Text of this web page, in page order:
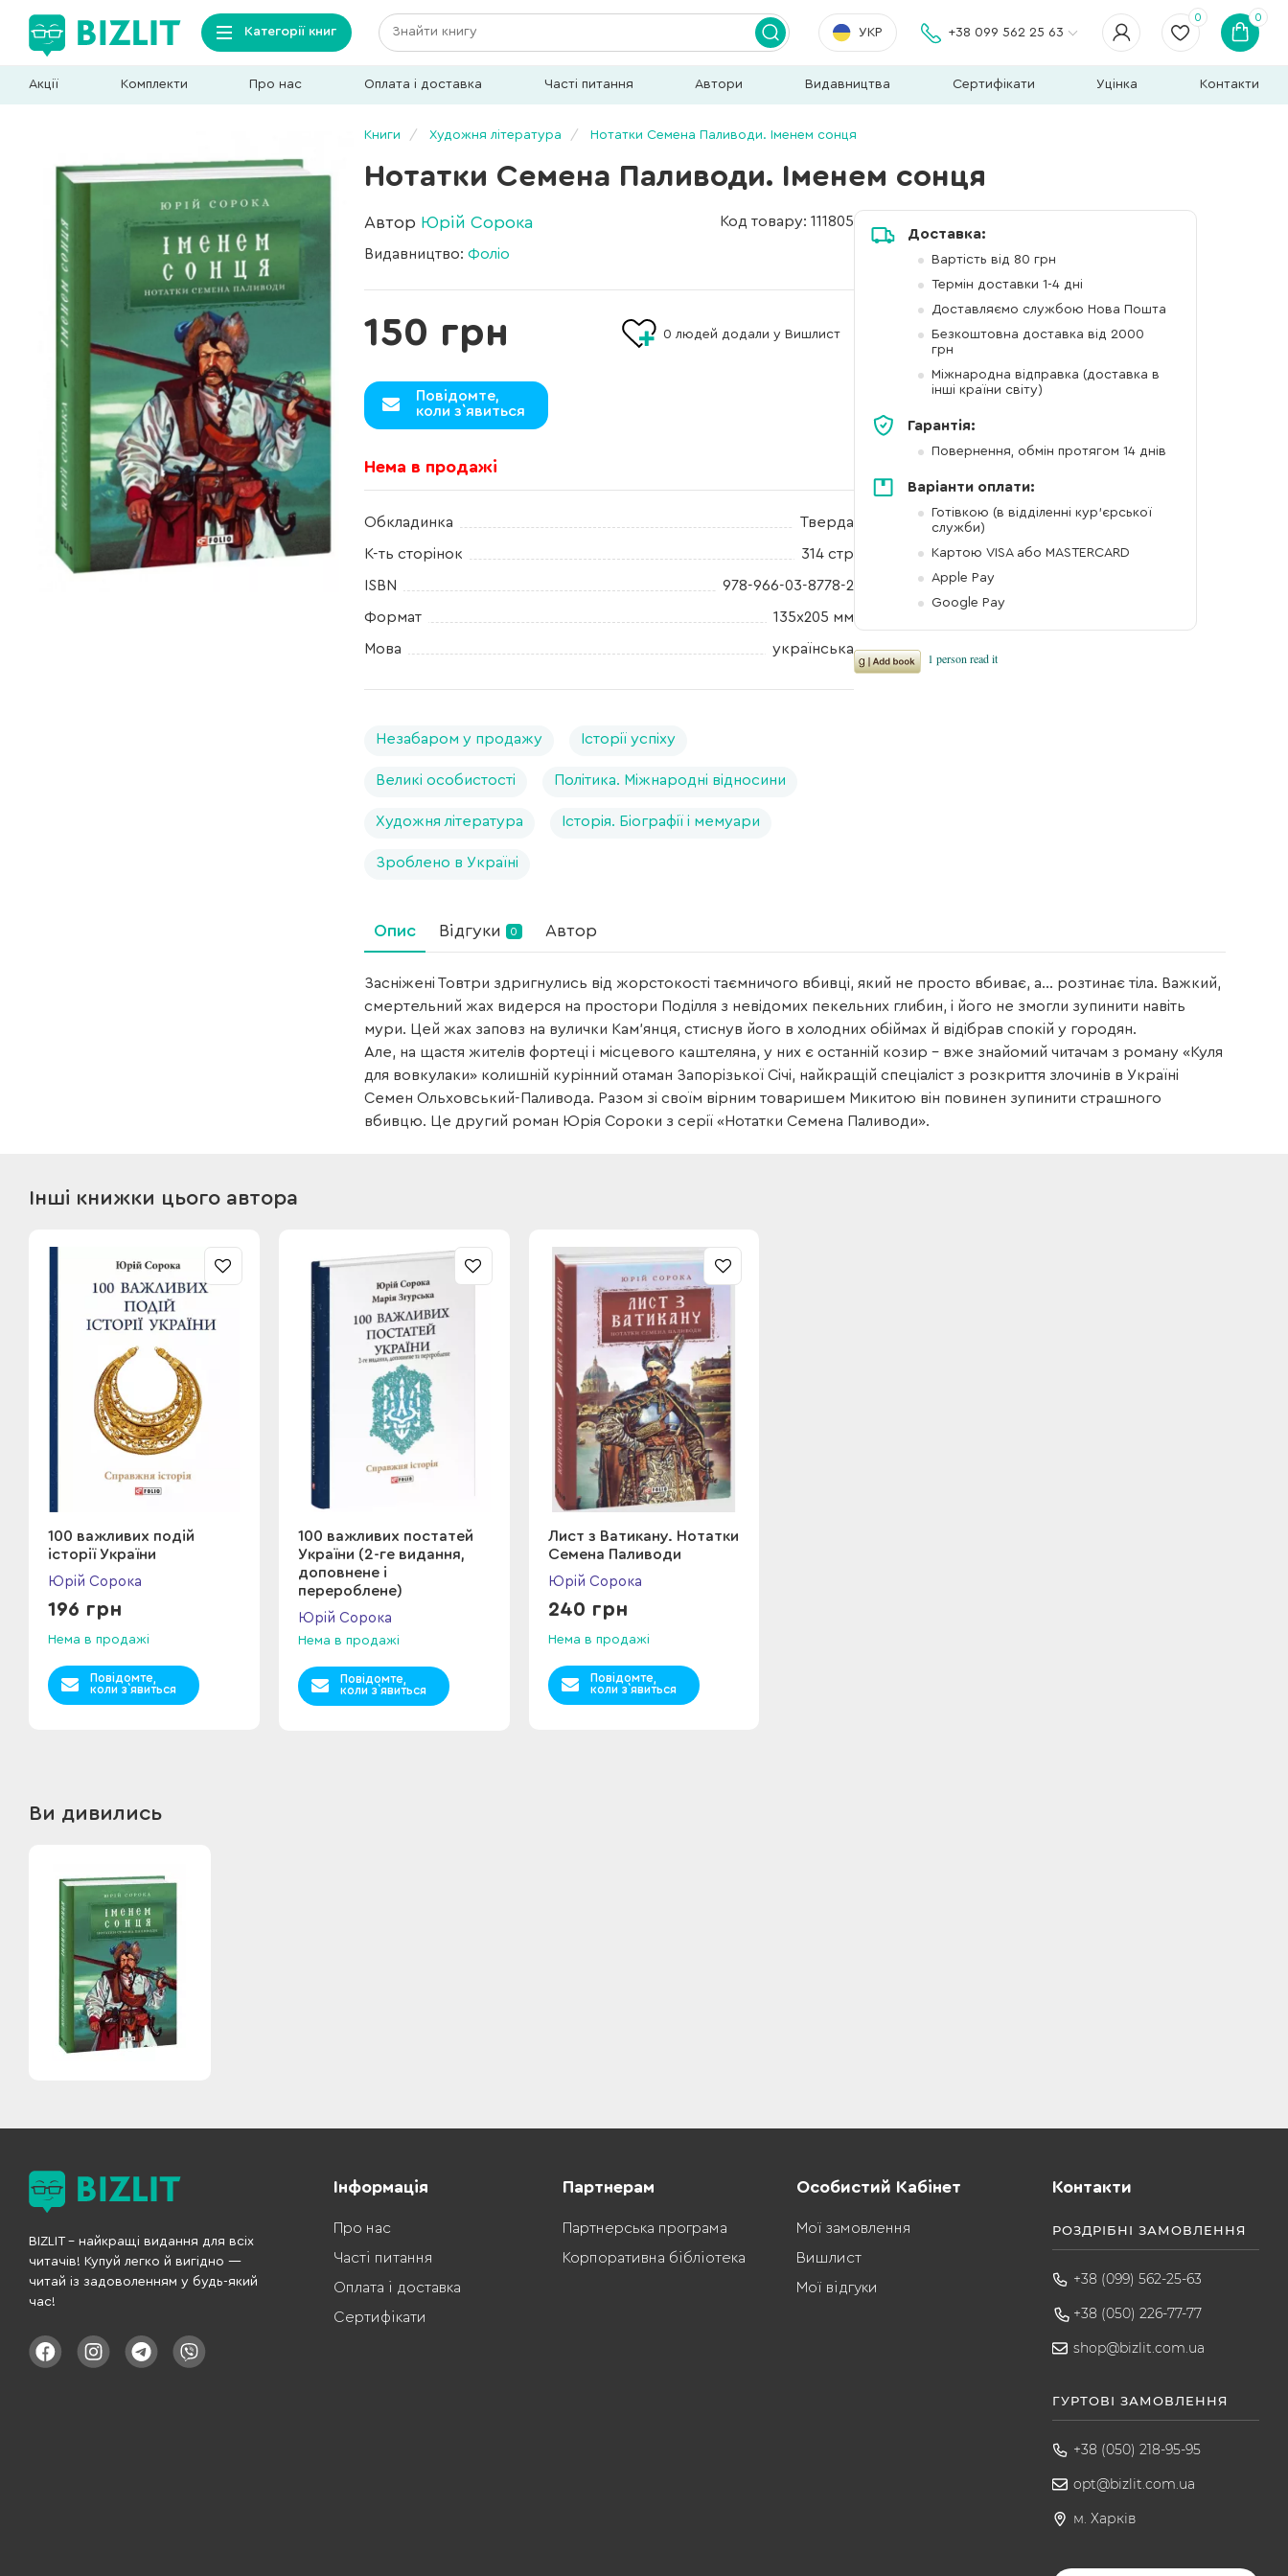
Категорії книг УКР +38 099 562 25 63
0 0
Акції Комплекти Про нас Оплата і доставка Часті питання Автори Видавництва Сертифікати Уцінка Контакти
Книги Художня література Нотатки Семена Паливоди. Іменем сонця
Нотатки Семена Паливоди. Іменем сонця
Автор Юрій Сорока
Видавництво: Фоліо
Код товару: 111805
150 грн
Повідомте,
коли з`явиться
0 людей додали у Вишлист
Нема в продажі
Обкладинка Тверда
К-ть сторінок 314 стр
ISBN 978-966-03-8778-2
Формат 135х205 мм
Мова українська
Незабаром у продажу Історії успіху
Великі особистості Політика. Міжнародні відносини
Художня література Історія. Біографії і мемуари
Зроблено в Україні
Доставка:
Вартість від 80 грн
Термін доставки 1-4 дні
Доставляємо службою Нова Пошта
Безкоштовна доставка від 2000
грн
Міжнародна відправка (доставка в
інші країни світу)
Гарантія:
Повернення, обмін протягом 14 днів
Варіанти оплати:
Готівкою (в відділенні кур'єрської
служби)
Картою VISA або MASTERCARD
Apple Pay
Google Pay
Опис Відгуки 0 Автор
Засніжені Товтри здригнулись від жорстокості таємничого вбивці, який не просто вбиває, а… розтинає тіла. Важкий,
смертельний жах видерся на простори Поділля з невідомих пекельних глибин, і його не змогли зупинити навіть
мури. Цей жах заповз на вулички Кам’янця, стиснув його в холодних обіймах й відібрав спокій у городян.
Але, на щастя жителів фортеці і місцевого каштеляна, у них є останній козир – вже знайомий читачам з роману «Куля
для вовкулаки» колишній курінний отаман Запорізької Січі, найкращій спеціаліст з розкриття злочинів в Україні
Семен Ольховський-Паливода. Разом зі своїм вірним товаришем Микитою він повинен зупинити страшного
вбивцю. Це другий роман Юрія Сороки з серії «Нотатки Семена Паливоди».
Інші книжки цього автора
100 важливих подій
історії України
Юрій Сорока
196 грн
Нема в продажі
Повідомте,
коли з`явиться
100 важливих постатей
України (2-ге видання,
доповнене і
перероблене)
Юрій Сорока
Нема в продажі
Повідомте,
коли з`явиться
Лист з Ватикану. Нотатки
Семена Паливоди
Юрій Сорока
240 грн
Нема в продажі
Повідомте,
коли з`явиться
Ви дивились
BIZLIT – найкращі видання для всіх
читачів! Купуй легко й вигідно —
читай із задоволенням у будь-який
час!
Інформація
Про нас
Часті питання
Оплата і доставка
Сертифікати
Партнерам
Партнерська програма
Корпоративна бібліотека
Особистий Кабінет
Мої замовлення
Вишлист
Мої відгуки
Контакти
РОЗДРІБНІ ЗАМОВЛЕННЯ
+38 (099) 562-25-63
+38 (050) 226-77-77
shop@bizlit.com.ua
ГУРТОВІ ЗАМОВЛЕННЯ
+38 (050) 218-95-95
opt@bizlit.com.ua
м. Харків